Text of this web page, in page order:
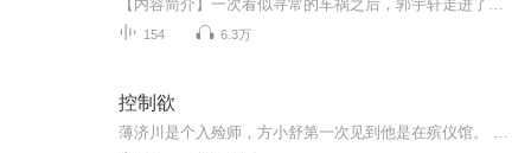
154 6.3万
控制欲